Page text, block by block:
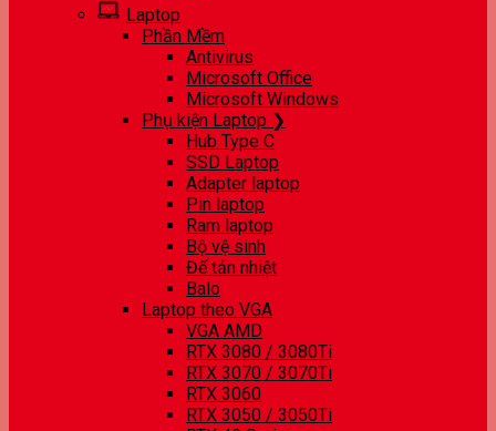
Laptop
Phần Mềm
Antivirus
Microsoft Office
Microsoft Windows
Phụ kiện Laptop ❯
Hub Type C
SSD Laptop
Adapter laptop
Pin laptop
Ram laptop
Bộ vệ sinh
Đế tản nhiệt
Balo
Laptop theo VGA
VGA AMD
RTX 3080 / 3080Ti
RTX 3070 / 3070Ti
RTX 3060
RTX 3050 / 3050Ti